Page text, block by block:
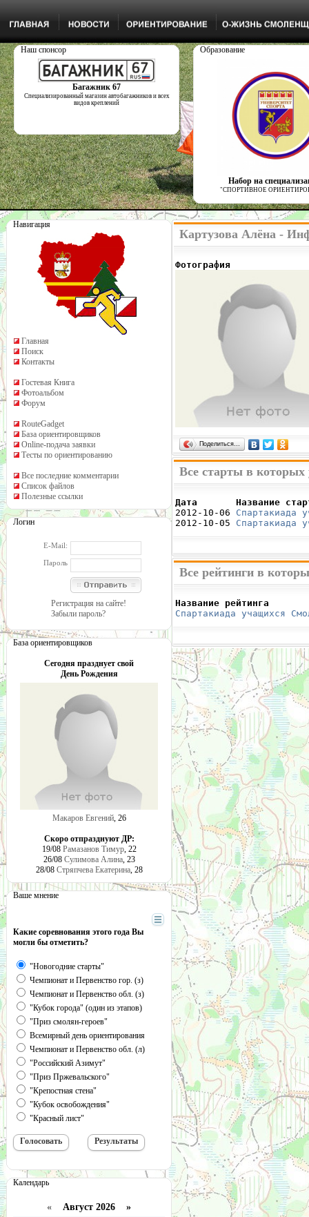
Наш спонсор
Багажник 67
Специализированный магазин автобагажников и всех
видов креплений
Образование
Набор на
"СПОРТИВНОЕ
Навигация
Главная
Поиск
Контакты
Гостевая Книга
Фотоальбом
Форум
RouteGadget
База ориентировщиков
Online-подача заявки
Тесты по ориентированию
Все последние комментарии
Список файлов
Полезные ссылки
Логин
E-Mail:
Пароль
Регистрация на сайте!
Забыли пароль?
База ориентировщиков
Сегодня празднует свой
День Рождения
Макаров Евгений, 26
Скоро отпразднуют ДР:
19/08 Рамазанов Тимур, 22
26/08 Сулимова Алина, 23
28/08 Стряпчева Екатерина, 28
Ваше мнение
Какие соревнования этого года Вы
могли бы отметить?
"Новогодние старты"
Чемпионат и Первенство гор. (з)
Чемпионат и Первенство обл. (з)
"Кубок города" (один из этапов)
"Приз смолян-героев"
Всемирный день ориентирования
Чемпионат и Первенство обл. (л)
"Российский Азимут"
"Приз Пржевальского"
"Крепостная стена"
"Кубок освобождения"
"Красный лист"
Календарь
« Август 2026 »
Картузова Алёна -
Фотография
Поделиться…
Все старты в которых
Дата       Название
2012-10-06 Спартакиада
2012-10-05 Спартакиада
Все рейтинги в
Название рейтинга
Спартакиада учащихся